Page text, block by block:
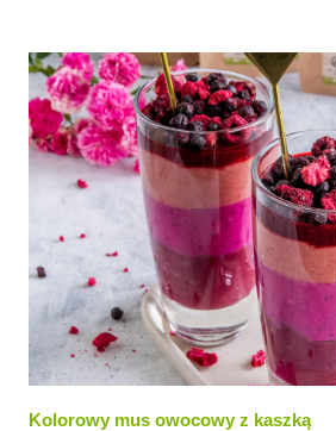
Kolorowy mus owocowy z kaszką